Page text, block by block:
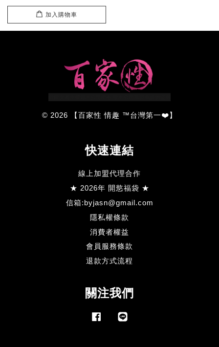
加入購物車
© 2026 【百家性 情趣 ™台灣第一❤️】
快速連結
線上加盟代理合作
★ 2026年 開慾福袋 ★
信箱:byjasn@gmail.com
隱私權條款
消費者權益
會員服務條款
退款方式流程
關注我們
Facebook